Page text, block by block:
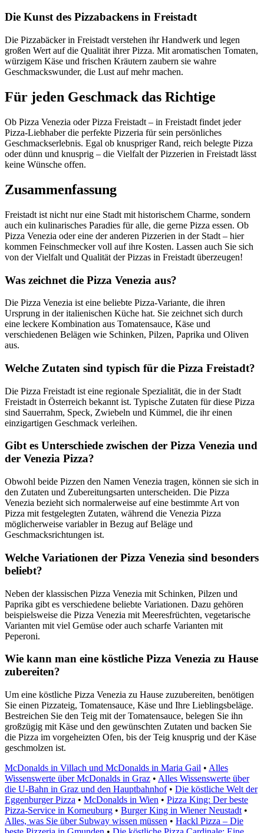
Die Kunst des Pizzabackens in Freistadt
Die Pizzabäcker in Freistadt verstehen ihr Handwerk und legen
großen Wert auf die Qualität ihrer Pizza. Mit aromatischen Tomaten,
würzigem Käse und frischen Kräutern zaubern sie wahre
Geschmackswunder, die Lust auf mehr machen.
Für jeden Geschmack das Richtige
Ob Pizza Venezia oder Pizza Freistadt – in Freistadt findet jeder
Pizza-Liebhaber die perfekte Pizzeria für sein persönliches
Geschmackserlebnis. Egal ob knuspriger Rand, reich belegte Pizza
oder dünn und knusprig – die Vielfalt der Pizzerien in Freistadt lässt
keine Wünsche offen.
Zusammenfassung
Freistadt ist nicht nur eine Stadt mit historischem Charme, sondern
auch ein kulinarisches Paradies für alle, die gerne Pizza essen. Ob
Pizza Venezia oder eine der anderen Pizzerien in der Stadt – hier
kommen Feinschmecker voll auf ihre Kosten. Lassen auch Sie sich
von der Vielfalt und Qualität der Pizzas in Freistadt überzeugen!
Was zeichnet die Pizza Venezia aus?
Die Pizza Venezia ist eine beliebte Pizza-Variante, die ihren
Ursprung in der italienischen Küche hat. Sie zeichnet sich durch
eine leckere Kombination aus Tomatensauce, Käse und
verschiedenen Belägen wie Schinken, Pilzen, Paprika und Oliven
aus.
Welche Zutaten sind typisch für die Pizza Freistadt?
Die Pizza Freistadt ist eine regionale Spezialität, die in der Stadt
Freistadt in Österreich bekannt ist. Typische Zutaten für diese Pizza
sind Sauerrahm, Speck, Zwiebeln und Kümmel, die ihr einen
einzigartigen Geschmack verleihen.
Gibt es Unterschiede zwischen der Pizza Venezia und
der Venezia Pizza?
Obwohl beide Pizzen den Namen Venezia tragen, können sie sich in
den Zutaten und Zubereitungsarten unterscheiden. Die Pizza
Venezia bezieht sich normalerweise auf eine bestimmte Art von
Pizza mit festgelegten Zutaten, während die Venezia Pizza
möglicherweise variabler in Bezug auf Beläge und
Geschmacksrichtungen ist.
Welche Variationen der Pizza Venezia sind besonders
beliebt?
Neben der klassischen Pizza Venezia mit Schinken, Pilzen und
Paprika gibt es verschiedene beliebte Variationen. Dazu gehören
beispielsweise die Pizza Venezia mit Meeresfrüchten, vegetarische
Varianten mit viel Gemüse oder auch scharfe Varianten mit
Peperoni.
Wie kann man eine köstliche Pizza Venezia zu Hause
zubereiten?
Um eine köstliche Pizza Venezia zu Hause zuzubereiten, benötigen
Sie einen Pizzateig, Tomatensauce, Käse und Ihre Lieblingsbeläge.
Bestreichen Sie den Teig mit der Tomatensauce, belegen Sie ihn
großzügig mit Käse und den gewünschten Zutaten und backen Sie
die Pizza im vorgeheizten Ofen, bis der Teig knusprig und der Käse
geschmolzen ist.
McDonalds in Villach und McDonalds in Maria Gail • Alles
Wissenswerte über McDonalds in Graz • Alles Wissenswerte über
die U-Bahn in Graz und den Hauptbahnhof• Die köstliche Welt der
Eggenburger Pizza • McDonalds in Wien • Pizza King: Der beste
Pizza-Service in Korneuburg • Burger King in Wiener Neustadt •
Alles, was Sie über Subway wissen müssen • Hackl Pizza – Die